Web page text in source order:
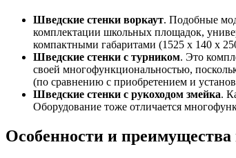
Шведские стенки воркаут. Подобные
комплектации школьных площадок,
компактными габаритами (1525 х 140 х
Шведские стенки с турником. Это
своей многофункциональностью,
(по сравнению с приобретением и
Шведские стенки с рукоходом змейка.
Оборудование тоже отличается
Особенности и